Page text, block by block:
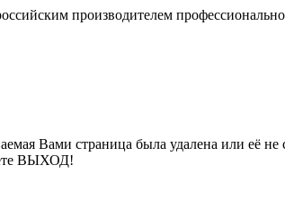
производителем
Вами страница была удалена или её не
ВЫХОД!